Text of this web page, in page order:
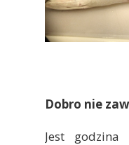
Dobro nie
Jest